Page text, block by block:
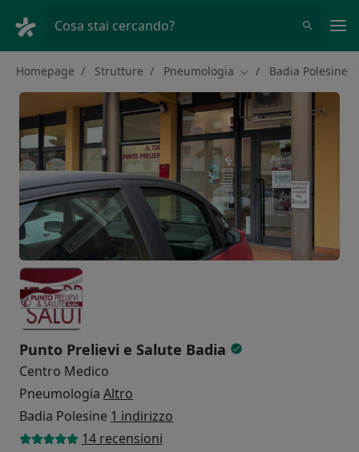
Cosa stai cercando?
Homepage Strutture Pneumologia Cambia città
Badia Polesine
Punto Prelievi e Salute Badia
Centro Medico
Pneumologia Altro
Badia Polesine 1 indirizzo
14 recensioni